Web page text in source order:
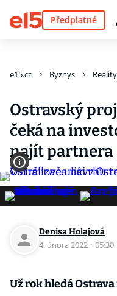
Předplatné
e15.cz Byznys
Ostravský
čeká na
najít partnera
Denisa Holajová
4. února 2022 · 05:30
Už rok hledá